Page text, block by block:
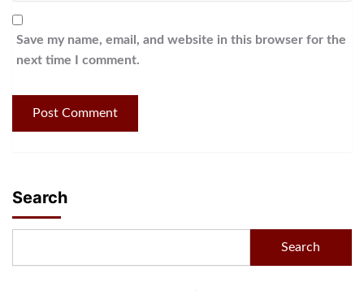
Save my name, email, and website in this browser for the
next time I comment.
Search
Search